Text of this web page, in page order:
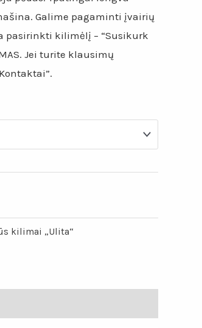
Galime pagaminti įvairių
pasirinkti kilimėlį – “Susikurk
Jei turite klausimų
kilimai „Ulita“